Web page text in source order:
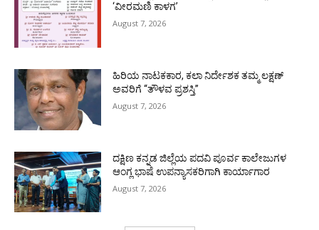
‘ವೀರಮಣಿ ಕಾಳಗ’
August 7, 2026
ಹಿರಿಯ ನಾಟಕಕಾರ, ಕಲಾ ನಿರ್ದೇಶಕ ತಮ್ಮ ಲಕ್ಷಣ್
ಅವರಿಗೆ “ತೌಳವ ಪ್ರಶಸ್ತಿ”
August 7, 2026
ದಕ್ಷಿಣ ಕನ್ನಡ ಜಿಲ್ಲೆಯ ಪದವಿ ಪೂರ್ವ ಕಾಲೇಜುಗಳ
ಆಂಗ್ಲ ಭಾಷೆ ಉಪನ್ಯಾಸಕರಿಗಾಗಿ ಕಾರ್ಯಾಗಾರ
August 7, 2026